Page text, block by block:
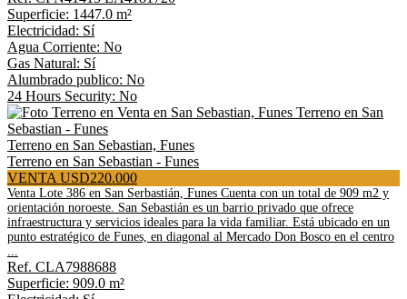
Superficie: 1447.0 m²
Electricidad: Sí
Agua Corriente: No
Gas Natural: Sí
Alumbrado publico: No
24 Hours Security: No
Terreno en San Sebastian, Funes
Terreno en San Sebastian - Funes
VENTA USD220.000
Venta Lote 386 en San Serbastián, Funes Cuenta con un total de 909 m2 y
orientación noroeste. San Sebastián es un barrio privado que ofrece
infraestructura y servicios ideales para la vida familiar. Está ubicado en un
punto estratégico de Funes, en diagonal al Mercado Don Bosco en el centro
...
Ref. CLA7988688
Superficie: 909.0 m²